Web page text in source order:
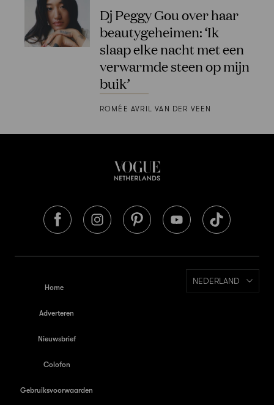
Dj Peggy Gou over haar
beautygeheimen: ‘Ik
slaap elke nacht met een
verwarmde steen op mijn
buik’
ROMÉE AVRIL VAN DER VEEN
Home
Adverteren
Nieuwsbrief
Colofon
Gebruiksvoorwaarden
NEDERLAND